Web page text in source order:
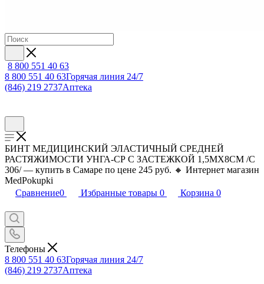
8 800 551 40 63
8 800 551 40 63Горячая линия 24/7
(846) 219 2737Аптека
БИНТ МЕДИЦИНСКИЙ ЭЛАСТИЧНЫЙ СРЕДНЕЙ
РАСТЯЖИМОСТИ УНГА-СР С ЗАСТЕЖКОЙ 1,5МX8СМ /С
306/ — купить в Самаре по цене 245 руб. 🔸 Интернет магазин
MedPokupki
Сравнение0 Избранные товары 0 Корзина 0
Телефоны
8 800 551 40 63Горячая линия 24/7
(846) 219 2737Аптека